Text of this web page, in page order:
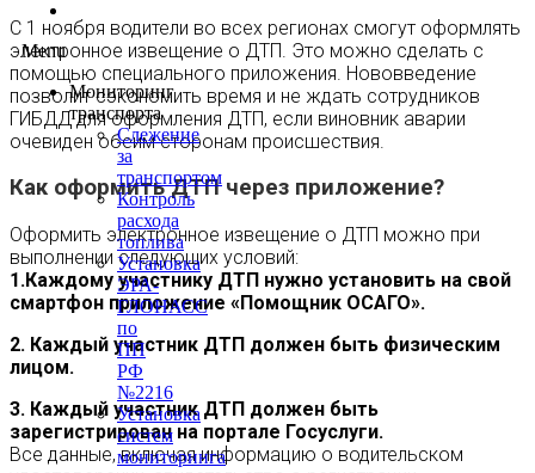
Menu
Мониторинг
транспорта
Слежение
за
транспортом
Контроль
расхода
топлива
Установка
ЭРА-
ГЛОНАСС
по
ПП
РФ
№2216
Установка
систем
мониторинга
С 1 ноября водители во всех регионах смогут оформлять
электронное извещение о ДТП. Это можно сделать с
помощью специального приложения. Нововведение
позволит сэкономить время и не ждать сотрудников
ГИБДД для оформления ДТП, если виновник аварии
очевиден обеим сторонам происшествия.
Как оформить ДТП через приложение?
Оформить электронное извещение о ДТП можно при
выполнении следующих условий:
1.Каждому участнику ДТП нужно установить на свой
смартфон приложение «Помощник ОСАГО».
2. Каждый участник ДТП должен быть физическим
лицом.
3. Каждый участник ДТП должен быть
зарегистрирован на портале Госуслуги.
Все данные, включая информацию о водительском